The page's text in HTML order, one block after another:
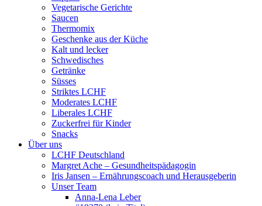
Vegetarische Gerichte
Saucen
Thermomix
Geschenke aus der Küche
Kalt und lecker
Schwedisches
Getränke
Süsses
Striktes LCHF
Moderates LCHF
Liberales LCHF
Zuckerfrei für Kinder
Snacks
Über uns
LCHF Deutschland
Margret Ache – Gesundheitspädagogin
Iris Jansen – Ernährungscoach und Herausgeberin
Unser Team
Anna-Lena Leber